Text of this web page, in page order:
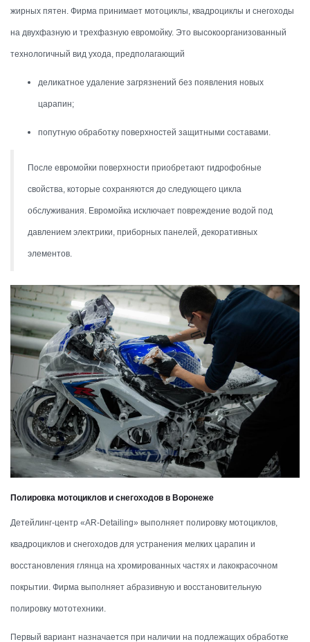
жирных пятен. Фирма принимает мотоциклы, квадроциклы и снегоходы
на двухфазную и трехфазную евромойку. Это высокоорганизованный
технологичный вид ухода, предполагающий
деликатное удаление загрязнений без появления новых
царапин;
попутную обработку поверхностей защитными составами.
После евромойки поверхности приобретают гидрофобные
свойства, которые сохраняются до следующего цикла
обслуживания. Евромойка исключает повреждение водой под
давлением электрики, приборных панелей, декоративных
элементов.
Полировка мотоциклов и снегоходов в Воронеже
Детейлинг-центр «AR-Detailing» выполняет полировку мотоциклов,
квадроциклов и снегоходов для устранения мелких царапин и
восстановления глянца на хромированных частях и лакокрасочном
покрытии. Фирма выполняет абразивную и восстановительную
полировку мототехники.
Первый вариант назначается при наличии на подлежащих обработке